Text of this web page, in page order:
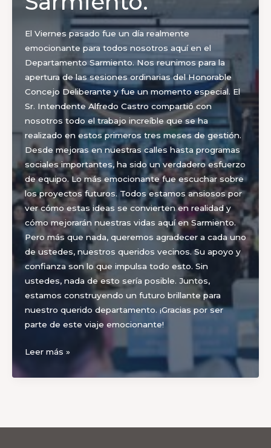
El Viernes pasado fue un día realmente
emocionante para todos nosotros aquí en el
Departamento Sarmiento. Nos reunimos para la
apertura de las sesiones ordinarias del Honorable
Concejo Deliberante y fue un momento especial. El
Sr. Intendente Alfredo Castro compartió con
nosotros todo el trabajo increíble que se ha
realizado en estos primeros tres meses de gestión.
Desde mejoras en nuestras calles hasta programas
sociales importantes, ha sido un verdadero esfuerzo
de equipo. Lo más emocionante fue escuchar sobre
los proyectos futuros. Todos estamos ansiosos por
ver cómo estas ideas se convierten en realidad y
cómo mejorarán nuestras vidas aquí en Sarmiento.
Pero más que nada, queremos agradecer a cada uno
de ustedes, nuestros queridos vecinos. Su apoyo y
confianza son lo que impulsa todo esto. Sin
ustedes, nada de esto sería posible. Juntos,
estamos construyendo un futuro brillante para
nuestro querido departamento. ¡Gracias por ser
parte de este viaje emocionante!
Apertura
Sesiones
Leer más »